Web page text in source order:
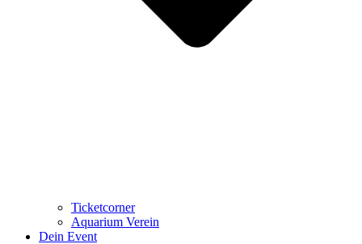
Ticketcorner
Aquarium Verein
Dein Event